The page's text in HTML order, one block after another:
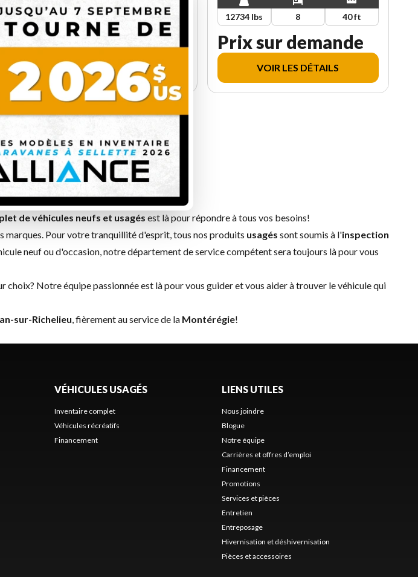
109 999 $ Épargnez 4 000 $
105 999 $
VOIR LES DÉTAILS
12734 lbs 8 40 ft
Prix sur demande
VOIR LES DÉTAILS
de véhicules neufs et usagés est là pour répondre à tous vos besoins!
marques. Pour votre tranquillité d'esprit, tous nos produits usagés sont soumis à l'inspection
neufou d'occasion, notredépartement de servicecompétent sera toujours là pour vous
Notre équipe passionnée est là pour vous guider et vous aider à trouver le véhicule qui
sur-Richelieu, fièrement au service de la Montérégie!
VÉHICULES USAGÉS
Inventaire complet
Véhicules récréatifs
Financement
LIENS UTILES
Nous joindre
Blogue
Notre équipe
Carrières et offres d’emploi
Financement
Promotions
Services et pièces
Entretien
Entreposage
Hivernisation et déshivernisation
Pièces et accessoires